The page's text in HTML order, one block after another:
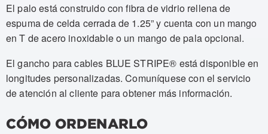
El palo está construido con fibra de vidrio rellena de
espuma de celda cerrada de 1.25” y cuenta con un mango
en T de acero inoxidable o un mango de pala opcional.
El gancho para cables BLUE STRIPE® está disponible en
longitudes personalizadas. Comuníquese con el servicio
de atención al cliente para obtener más información.
CÓMO ORDENARLO